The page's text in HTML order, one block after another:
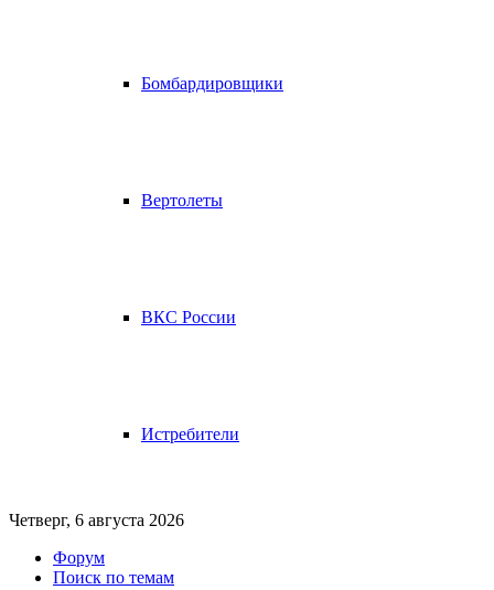
Бомбардировщики
Вертолеты
ВКС России
Истребители
Четверг, 6 августа 2026
Форум
Поиск по темам